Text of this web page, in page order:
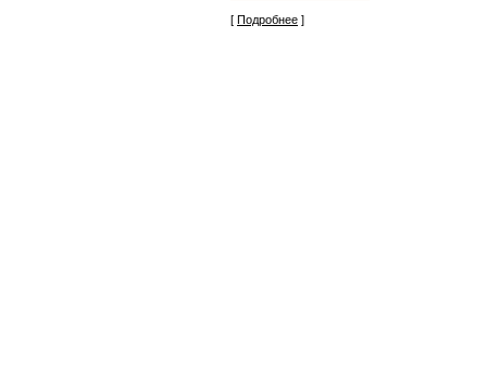
[ Подробнее ]